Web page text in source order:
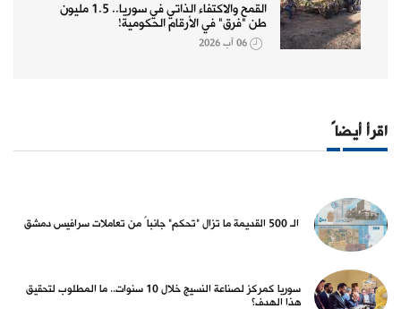
القمح والاكتفاء الذاتي في سوريا.. 1.5 مليون
طن "فرق" في الأرقام الحكومية!
06 آب 2026
اقرأ أيضاً
الـ 500 القديمة ما تزال "تحكم" جانباً من تعاملات سرافيس دمشق
سوريا كمركز لصناعة النسيج خلال 10 سنوات.. ما المطلوب لتحقيق
هذا الهدف؟